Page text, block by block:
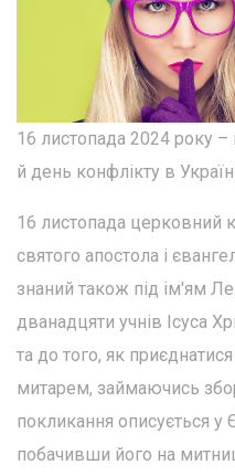
16 листопада 2024 року –
й день конфлікту в
16 листопада церковний
святого апостола і
знаний також під ім'ям
дванадцяти учнів Ісуса
та до того, як
митарем, займаючись
покликання описується у
побачивши його на